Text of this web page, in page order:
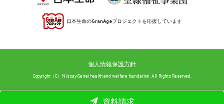
資料請求
日本生命のGranAgeプロジェクトを応援しています
個人情報保護方針
Copyright（C）Nissay-Seirei health and welfare foundation. All Rights Reserved.